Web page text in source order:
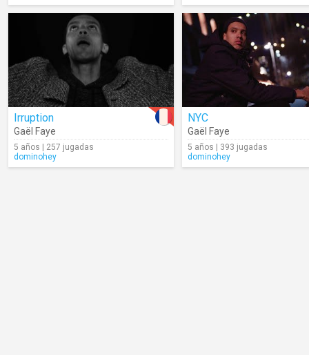
Irruption
Gaël Faye
5 años | 257 jugadas
dominohey
NYC
Gaël Faye
5 años | 393 jugadas
dominohey